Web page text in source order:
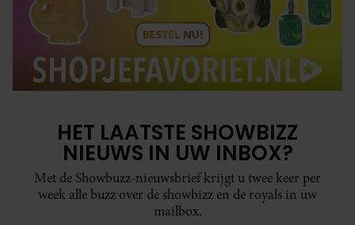
HET LAATSTE SHOWBIZZ
NIEUWS IN UW INBOX?
Met de Showbuzz-nieuwsbrief krijgt u twee keer per
week alle buzz over de showbizz en de royals in uw
mailbox.